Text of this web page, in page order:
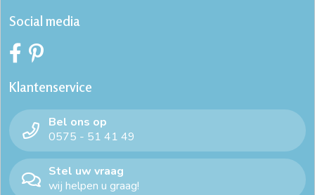
Social media
Klantenservice
Bel ons op
0575 - 51 41 49
Stel uw vraag
wij helpen u graag!